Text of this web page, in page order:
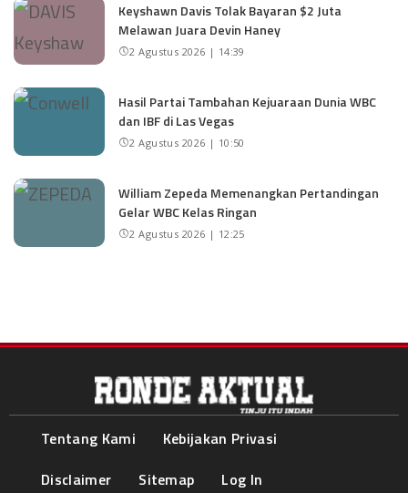
Keyshawn Davis Tolak Bayaran $2 Juta
Melawan Juara Devin Haney
2 Agustus 2026 | 14:39
Hasil Partai Tambahan Kejuaraan Dunia WBC
dan IBF di Las Vegas
2 Agustus 2026 | 10:50
William Zepeda Memenangkan Pertandingan
Gelar WBC Kelas Ringan
2 Agustus 2026 | 12:25
Tentang Kami
Kebijakan Privasi
Disclaimer
Sitemap Log In